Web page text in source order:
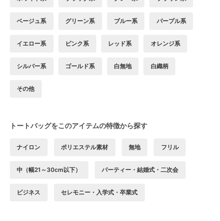
ベージュ系 グリーン系 ブルー系 パープル系
イエロー系 ピンク系 レッド系 オレンジ系
シルバー系 ゴールド系 白無地 白織柄
その他
トートバッグをこのアイテムの特徴から探す
ナイロン ポリエステル素材 無地 フリル
中（幅21～30cm以下） パーティー・結婚式・二次会
ビジネス セレモニー・入学式・卒業式